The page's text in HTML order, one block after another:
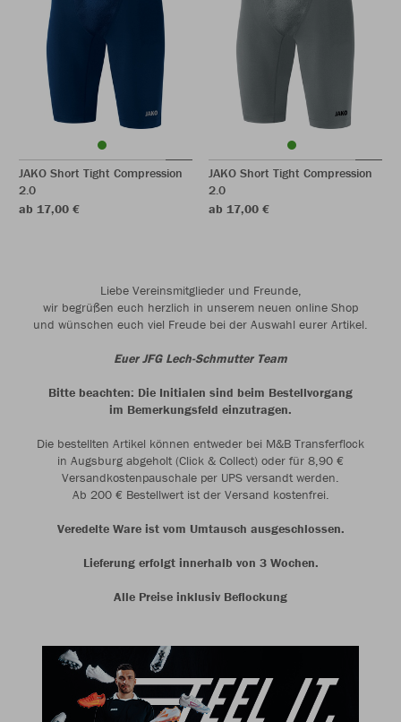
JAKO Short Tight Compression
2.0
ab 17,00 €
JAKO Short Tight Compression
2.0
ab 17,00 €
Liebe Vereinsmitglieder und Freunde,
wir begrüßen euch herzlich in unserem neuen online Shop
und wünschen euch viel Freude bei der Auswahl eurer Artikel.
Euer JFG Lech-Schmutter Team
Bitte beachten: Die Initialen sind beim Bestellvorgang
im Bemerkungsfeld einzutragen.
Die bestellten Artikel können entweder bei M&B Transferflock
in Augsburg abgeholt (Click & Collect) oder für 8,90 €
Versandkostenpauschale per UPS versandt werden.
Ab 200 € Bestellwert ist der Versand kostenfrei.
Veredelte Ware ist vom Umtausch ausgeschlossen.
Lieferung erfolgt innerhalb von 3 Wochen.
Alle Preise inklusiv Beflockung